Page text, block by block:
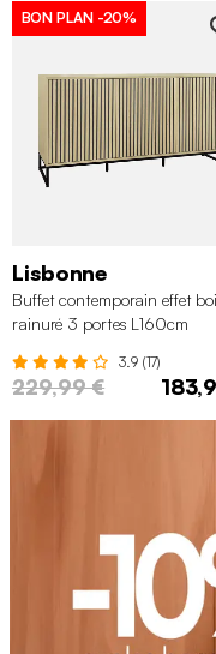
BON PLAN -20%
Lisbonne
Buffet contemporain effet
rainuré 3 portes L160cm
3.9 (17)
229,99 €